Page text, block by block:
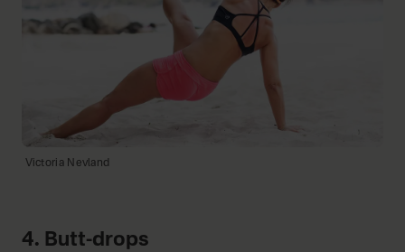
Victoria Nevland
4. Butt-drops